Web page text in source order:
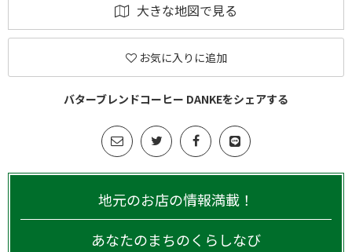
大きな地図で見る
お気に入りに追加
バターブレンドコーヒー DANKEをシェアする
地元のお店の情報満載！
あなたのまちのくらしなび